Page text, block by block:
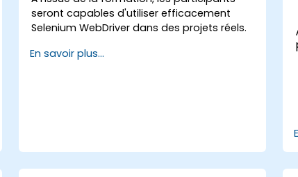
seront capables d'utiliser efficacement
Selenium WebDriver dans des projets réels.
En savoir plus...